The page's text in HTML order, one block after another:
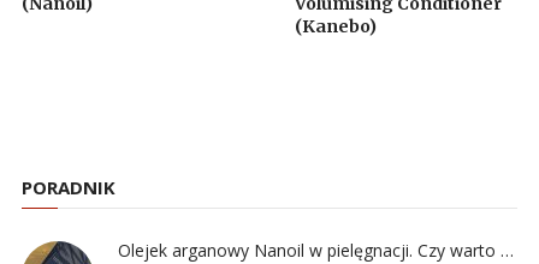
(Kanebo)
PORADNIK
Olejek arganowy Nanoil w pielęgnacji. Czy warto …